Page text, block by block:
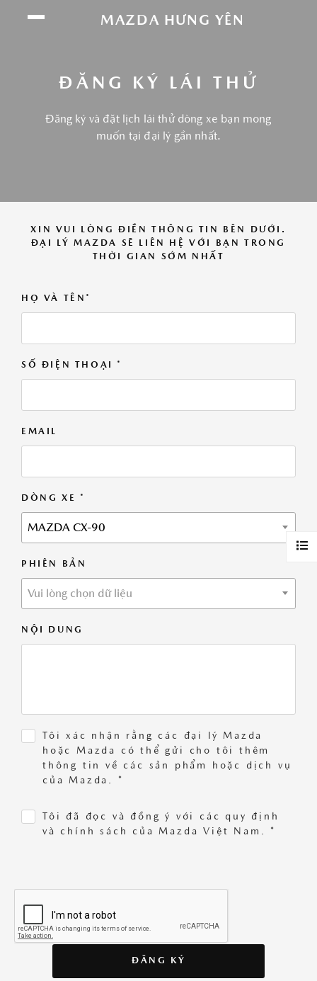
Chúng tôi sử dụng cookie để nâng cao trải
thông tin chi tiết.
ĐỒNG Ý
MAZDA HƯNG YÊN
ĐĂNG KÝ LÁI THỬ
Đăng ký và đặt lịch lái thử dòng xe bạn mong
muốn tại đại lý gần nhất.
XIN VUI LÒNG ĐIỀN THÔNG TIN BÊN DƯỚI.
ĐẠI LÝ MAZDA SẼ LIÊN HỆ VỚI BẠN TRONG
THỜI GIAN SỚM NHẤT
HỌ VÀ TÊN*
SỐ ĐIỆN THOẠI *
EMAIL
DÒNG XE *
MAZDA CX-90
PHIÊN BẢN
Vui lòng chọn dữ liệu
NỘI DUNG
Tôi xác nhận rằng các đại lý Mazda
hoặc Mazda có thể gửi cho tôi thêm
thông tin về các sản phẩm hoặc dịch vụ
của Mazda. *
Tôi đã đọc và đồng ý với các quy định
và chính sách của Mazda Việt Nam. *
ĐĂNG KÝ